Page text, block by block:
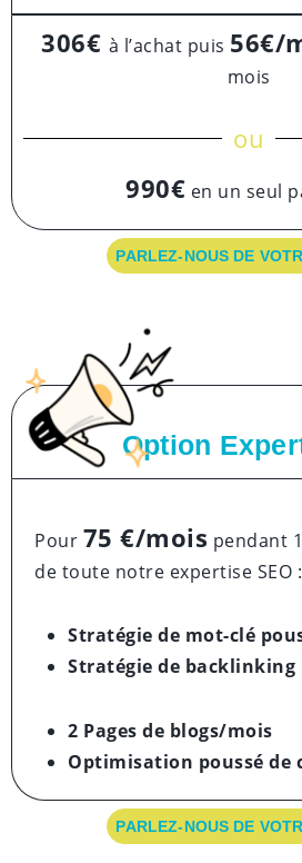
306€ à l’achat puis 56€/
mois
ou
990€ en un seul
PARLEZ-NOUS DE
Option
Pour 75 €/mois pendant
de toute notre expertise SEO :
Stratégie de mot-clé
Stratégie de
2 Pages de blogs/mois
Optimisation poussé de
PARLEZ-NOUS DE